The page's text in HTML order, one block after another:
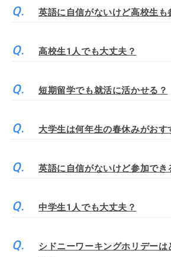
英語に自信がないけど高校生も
高校生1人でも大丈夫？
短期留学でも就活に活かせる？
大学生は何年生の春休みがおす
英語に自信がないけど参加でき
中学生1人でも大丈夫？
シドニーワーキングホリデー